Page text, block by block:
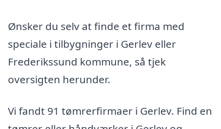
Ønsker du selv at finde et firma med
speciale i tilbygninger i Gerlev eller
Frederikssund kommune, så tjek
oversigten herunder.
Vi fandt 91 tømrerfirmaer i Gerlev. Find en